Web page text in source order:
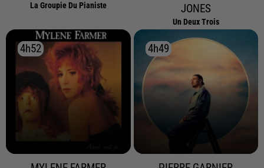
La Groupie Du Pianiste
JONES
Un Deux Trois
4h52
4h52 4h49
4h49